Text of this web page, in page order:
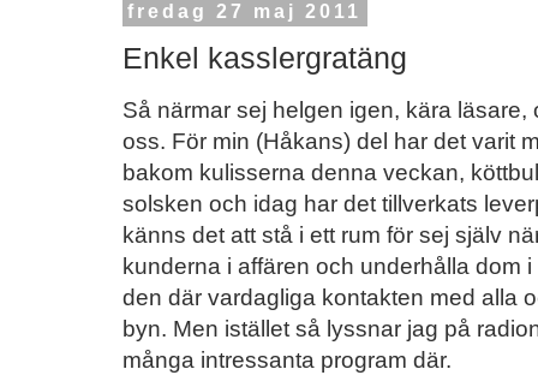
fredag 27 maj 2011
Enkel kasslergratäng
Så närmar sej helgen igen, kära
oss. För min (Håkans) del har det varit
bakom kulisserna denna veckan,
solsken och idag har det tillverkats
känns det att stå i ett rum för sej själv
kunderna i affären och underhålla dom
den där vardagliga kontakten med alla
byn. Men istället så lyssnar jag på
många intressanta program där.